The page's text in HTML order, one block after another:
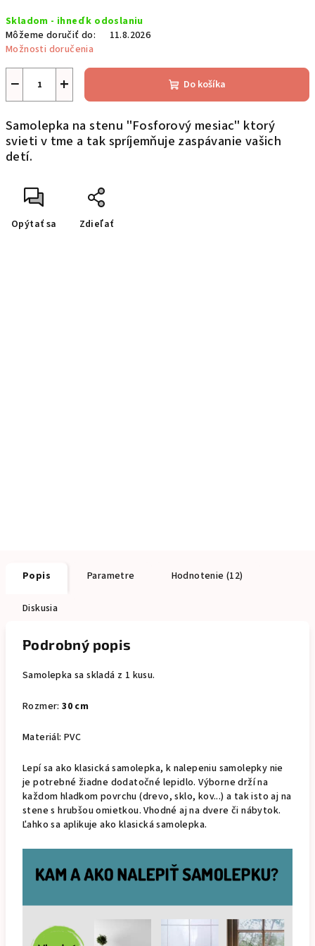
cena:
Skladom - ihneď k odoslaniu
Môžeme doručiť do:
11.8.2026
Možnosti doručenia
+
− Do košíka
Samolepka na stenu "Fosforový mesiac" ktorý
svieti v tme a tak spríjemňuje zaspávanie vašich
detí.
Opýtať sa Zdieľať
Popis Parametre Hodnotenie (12)
Diskusia
Podrobný popis
Samolepka sa skladá z 1 kusu.
Rozmer:30 cm
Materiál: PVC
Lepí sa ako klasická samolepka, k nalepeniu samolepky nie
je potrebné žiadne dodatočné lepidlo. Výborne drží na
každom hladkom povrchu (drevo, sklo, kov...) a tak isto aj na
stene s hrubšou omietkou. Vhodné aj na dvere či nábytok.
Ľahko sa aplikuje ako klasická samolepka.